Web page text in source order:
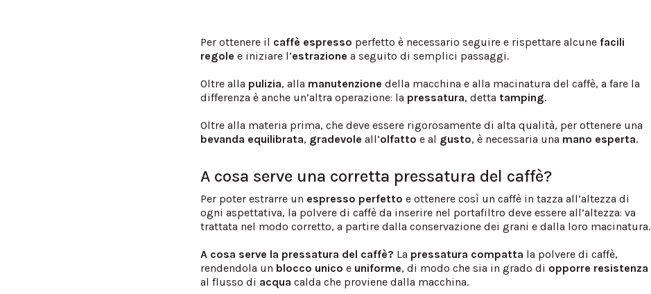
Per ottenere il caffè espresso perfetto è necessario seguire e rispettare alcunefacili
regole e iniziare l’estrazione a seguito di semplici passaggi.
Oltre alla pulizia, alla manutenzione della macchina e alla macinatura del caffè, a fare la
differenza è anche un’altra operazione: la pressatura, detta tamping.
Oltre alla materia prima, che deve essere rigorosamente di alta qualità, per ottenere una
bevanda equilibrata, gradevole all’olfatto e al gusto, è necessaria una mano esperta.
A cosa serve una corretta pressatura del caffè?
Per poter estrarre un espresso perfetto e ottenere così un caffè in tazza all’altezza di
ogni aspettativa, la polvere di caffè da inserire nel portafiltro deve essere all’altezza: va
trattata nel modo corretto, a partire dalla conservazione dei grani e dalla loro macinatura.
A cosa serve la pressatura del caffè? La pressatura compatta la polvere di caffè,
rendendola un blocco unico e uniforme, di modo che sia in grado di opporre resistenza
al flusso di acqua calda che proviene dalla macchina.